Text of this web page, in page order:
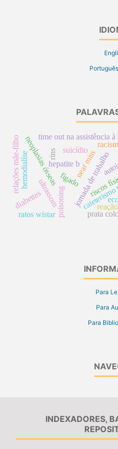
hepatite b
neoplasias ósseas
poisoning
ultrassom
near miss
time out na assistência à
jornada de trabalho
relações mãe-filho riscos
suicídio
reação
prata
diabettes
hemodialíse
ratos wistar
fígado
rins
Para
Para
Para
INDEXADORES,